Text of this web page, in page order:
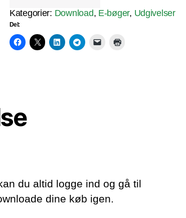
Kategorier: Download, E-bøger, Udgivelser
Del:
du altid logge ind og gå til
dine køb igen.